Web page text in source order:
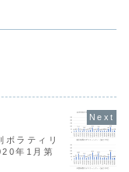
ボラティリ
年1月第